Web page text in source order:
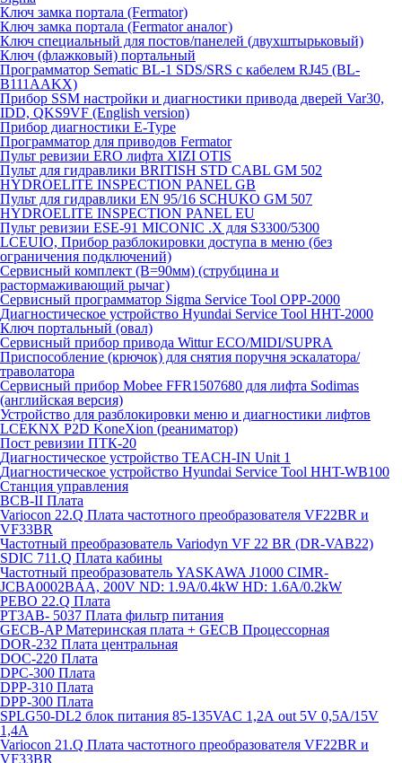
Ключ замка портала (Fermator)
Ключ замка портала (Fermator аналог)
Ключ специальный для постов/панелей (двухштырьковый)
Ключ (флажковый) портальный
Программатор Sematic BL-1 SDS/SRS с кабелем RJ45 (BL-
B111AAKX)
Прибор SSM настройки и диагностики привода дверей Var30,
IDD, QKS9VF (English version)
Прибор диагностики E-Type
Программатор для приводов Fermator
Пульт ревизии ERO лифта XIZI OTIS
Пульт для гидравлики BRITISH STD CABL GM 502
HYDROELITE INSPECTION PANEL GB
Пульт для гидравлики EN 95/16 SCHUKO GM 507
HYDROELITE INSPECTION PANEL EU
Пульт ревизии ESE-91 MICONIC .X для S3300/5300
LCEUIO, Прибор разблокировки доступа в меню (без
ограничения подключений)
Сервисный комплект (В=90мм) (струбцина и
растормаживающий рычаг)
Сервисный программатор Sigma Service Tool OPP-2000
Диагностическое устройство Hyundai Service Tool HHT-2000
Ключ портальный (овал)
Сервисный прибор привода Wittur ECO/MIDI/SUPRA
Приспособление (крючок) для снятия поручня эскалатора/
траволатора
Сервисный прибор Mobee FFR1507680 для лифта Sodimas
(английская версия)
Устройство для разблокировки меню и диагностики лифтов
LCEKNX P2D KoneXion (реаниматор)
Пост ревизии ПТК-20
Диагностическое устройство TEACH-IN Unit 1
Диагностическое устройство Hyundai Service Tool HHT-WB100
Станция управления
BCB-II Плата
Variocon 22.Q Плата частотного преобразователя VF22BR и
VF33BR
Частотный преобразователь Variodyn VF 22 BR (DR-VAB22)
SDIC 711.Q Плата кабины
Частотный преобразователь YASKAWA J1000 CIMR-
JCBA0002BAA, 200V ND: 1.9A/0.4kW HD: 1.6A/0.2kW
PEBO 22.Q Плата
РТ3АВ- 5037 Плата фильтр питания
GECB-AP Материнская плата + GECB Процессорная
DOR-232 Плата центральная
DOC-220 Плата
DPC-300 Плата
DPP-310 Плата
DPP-300 Плата
SPLG50-DL2 блок питания 85-135VAC 1,2А out 5V 0,5А/15V
1,4А
Variocon 21.Q Плата частотного преобразователя VF22BR и
VF33BR